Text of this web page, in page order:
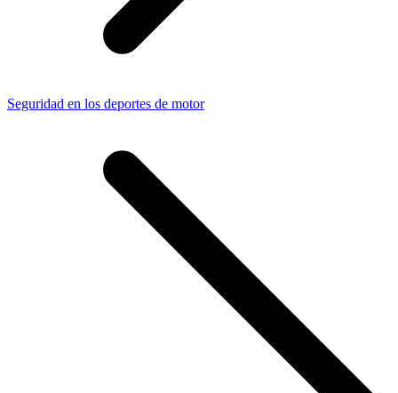
Seguridad en los deportes de motor